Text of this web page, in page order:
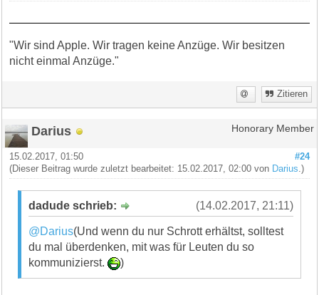
"Wir sind Apple. Wir tragen keine Anzüge. Wir besitzen
nicht einmal Anzüge."
Zitieren
Darius Honorary Member
#24
15.02.2017, 01:50
(Dieser Beitrag wurde zuletzt bearbeitet: 15.02.2017, 02:00 von Darius.)
(14.02.2017, 21:11)
dadude schrieb:
@Darius(Und wenn du nur Schrott erhältst, solltest
du mal überdenken, mit was für Leuten du so
kommunizierst.
)